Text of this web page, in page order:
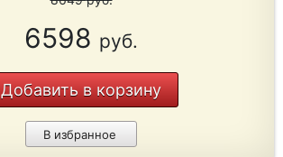
6598 руб.
Добавить в корзину
В избранное